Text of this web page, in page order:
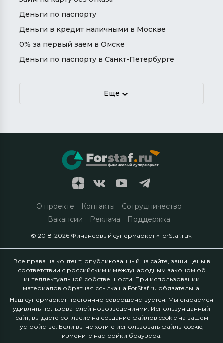
Деньги по паспорту
Деньги в кредит наличными в Москве
0% за первый заём в Омске
Деньги по паспорту в Санкт-Петербурге
Ещё
О проекте Контакты
Сотрудничество
Вакансии
Реклама Поддержка
© 2018-2026 Финансовый супермаркет «ForStaf.ru».
Все права на контент, опубликованный на сайте, защищены в
соответствии с российским и международным законом об
интеллектуальной собственности. При использовании
материалов обратная ссылка на ForStaf.ru обязательна.
Наш супермаркет постоянно совершенствуется. Мы стараемся
удивлять пользователей нововведениями. Используя данный
сайт, вы даете согласие на создание файлов cookie на вашем
устройстве. Если вы не хотите использовать файлы cookie,
измените настройки браузера.